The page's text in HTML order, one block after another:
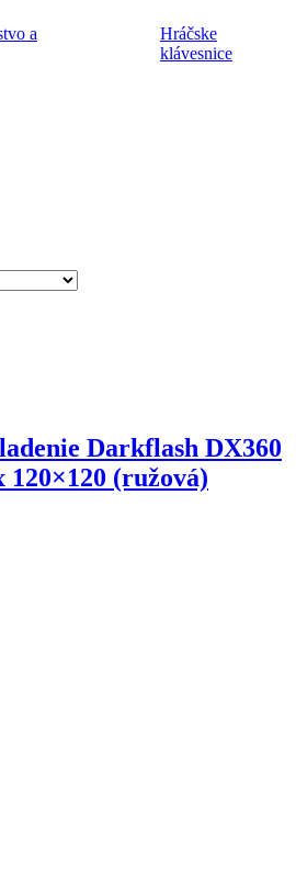
a
Hráčske
klávesnice
Darkflash DX360
120×120 (ružová)